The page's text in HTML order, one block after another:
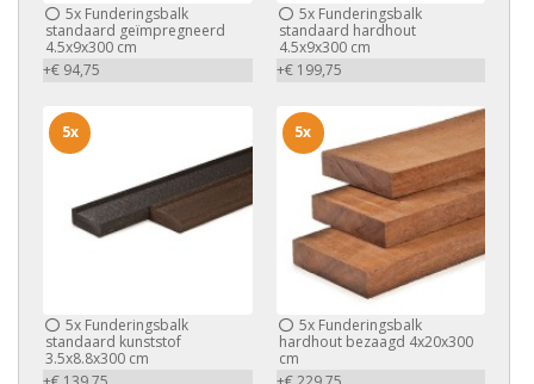
5x Funderingsbalk
standaard geïmpregneerd
4.5x9x300 cm
+€ 94,75
5xFunderingsbalk
standaard hardhout
4.5x9x300 cm
+€ 199,75
5x Funderingsbalk
standaard kunststof
3.5x8.8x300 cm
5x
5xFunderingsbalk
hardhout bezaagd 4x20x300
cm
5x